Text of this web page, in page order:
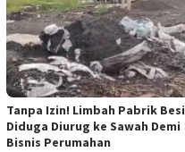
Tanpa Izin! Limbah Pabrik Besi
Diduga Diurug ke Sawah Demi
Bisnis Perumahan